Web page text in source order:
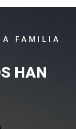
FAMILIA
HAN